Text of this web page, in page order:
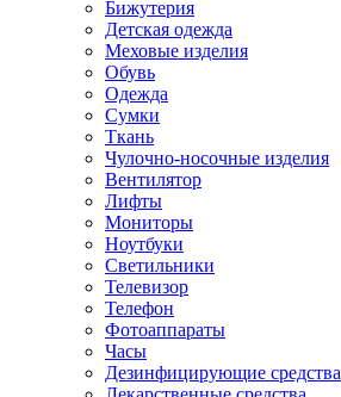
Бижутерия
Детская одежда
Меховые изделия
Обувь
Одежда
Сумки
Ткань
Чулочно-носочные изделия
Вентилятор
Лифты
Мониторы
Ноутбуки
Светильники
Телевизор
Телефон
Фотоаппараты
Часы
Дезинфицирующие средства